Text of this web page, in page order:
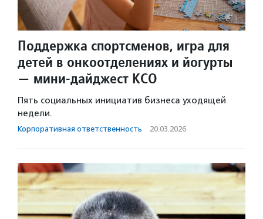
Поддержка спортсменов, игра для
детей в онкоотделениях и йогурты
— мини-дайджест КСО
Пять социальных инициатив бизнеса уходящей
недели.
Корпоративная ответственность · 20.03.2026